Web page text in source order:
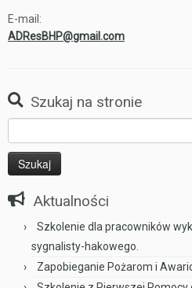
E-mail:
ADResBHP@gmail.com
Szukaj na stronie
Aktualności
Szkolenie dla pracowników
sygnalisty-hakowego.
Zapobieganie Pożarom i